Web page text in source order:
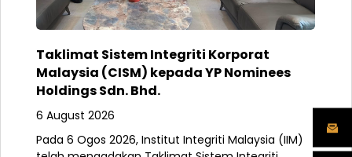
Taklimat Sistem Integriti Korporat
Malaysia (CISM) kepada YP Nominees
Holdings Sdn. Bhd.
6 August 2026
Pada 6 Ogos 2026, Institut Integriti Malaysia (IIM)